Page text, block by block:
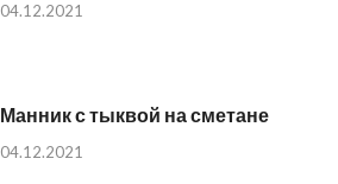
04.12.2021
Манник с тыквой на сметане
04.12.2021